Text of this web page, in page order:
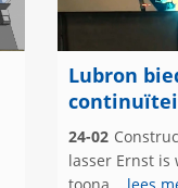
Lubron
24-02
lasser Ernst is